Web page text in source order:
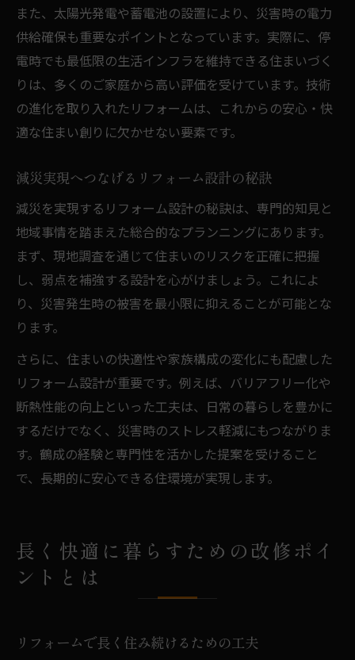
また、太陽光発電や蓄電池の設置により、災害時の電力
供給確保も重要なポイントとなっています。実際に、停
電時でも最低限の生活インフラを維持できる住まいづく
りは、多くのご家庭から高い評価を受けています。技術
の進化を取り入れたリフォームは、これからの安心・快
適な住まい創りに欠かせない要素です。
減災実現へつなげるリフォーム設計の秘訣
減災を実現するリフォーム設計の秘訣は、専門的知見と
地域事情を踏まえた総合的なプランニングにあります。
まず、現地調査を通じて住まいのリスクを正確に把握
し、弱点を補強する設計を心がけましょう。これによ
り、災害発生時の被害を最小限に抑えることが可能とな
ります。
さらに、住まいの快適性や家族構成の変化にも配慮した
リフォーム設計が重要です。例えば、バリアフリー化や
断熱性能の向上といった工夫は、日常の暮らしを豊かに
するだけでなく、災害時のストレス軽減にもつながりま
す。鶴成の経験と専門性を活かした提案を受けること
で、長期的に安心できる住環境が実現します。
長く快適に暮らすための改修ポイ
ントとは
リフォームで長く住み続けるための工夫